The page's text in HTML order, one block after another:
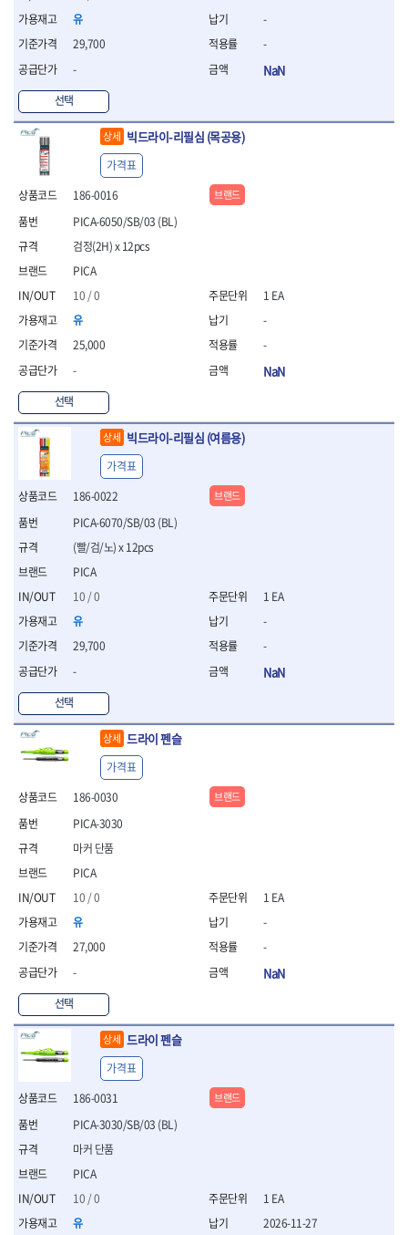
- 볼트세터
- 너트드라이버
- 라쳇렌치
- 임팩엑스트라롱소켓
- 파워렌치
- 드릴척아답타
- 조인트플러그소켓
- 옵셋렌치
- 소켓홀더
- 클라이밍비트
- 토크아답타
- 비트소켓세트
- 포지비트
- 일자비트
- 임팩별비트
- 임팩십자비트
- 십자비트
- 임팩별비트소켓
- 임팩XZN비트소켓
- 십자비트소켓
- 일자비트소켓
- XZN비트
- 라쳇핸들세트
- 사각비트
- 토크드라이버
- 포지비트소켓
- 뻰치
- 편구스패너
- 플라이어
- 롱노우즈
- 스냅링플라이어
- 그룹조인트플라이어
- 니퍼 외
- 바이스플라이어
- 옵셋렌치
- 공구함세트
- 콤비네이션렌치
- 양구스패너
- 라쳇콤비네이션렌치
- 플레어너트렌치
- 양구스패너세트
- 옵셋렌치세트
- 라쳇콤비네이션렌치세
- 몽키스패너
- 라쳇콤비네이션세트
- 함마렌치
- 멀티플라이어
- 미니라쳇세트
- 기타
유
29,700
-
선택
-
-
NaN
상세 빅드라이-리필심 (목공용)
186-0016
PICA
10 / 0
유
25,000
-
선택
PICA-6050/SB/03 (BL)
검정(2H) x 12pcs
가격표
1 EA
-
-
NaN
브랜드
상세 빅드라이-리필심 (여름용)
186-0022
PICA
10 / 0
유
29,700
-
선택
PICA-6070/SB/03 (BL)
(빨/검/노) x 12pcs
가격표
1 EA
-
-
NaN
브랜드
상세 드라이 펜슬
186-0030
PICA
10 / 0
유
27,000
-
선택
PICA-3030
마커 단품
가격표
1 EA
-
-
NaN
브랜드
상세 드라이 펜슬
186-0031
PICA
10 / 0
유
PICA-3030/SB/03 (BL)
마커 단품
가격표
1 EA
2026-11-27
브랜드